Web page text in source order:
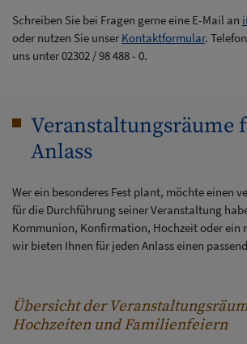
Schreiben Sie bei Fragen gerne eine E-Mail an
oder nutzen Sie unser Kontaktformular.
uns unter 02302 / 98 488 - 0.
Veranstaltungsräume
Anlass
Wer ein besonderes Fest plant, möchte einen
für die Durchführung seiner Veranstaltung
Kommunion, Konfirmation, Hochzeit oder ein
wir bieten Ihnen für jeden Anlass einen
Übersicht der
Hochzeiten und Familienfeiern